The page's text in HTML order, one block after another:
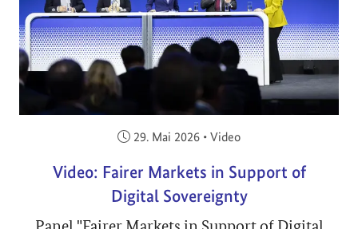
Veröffentlicht am:
29. Mai 2026 • Video
Video: Fairer Markets in Support of
Digital Sovereignty